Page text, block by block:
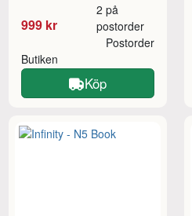
999 kr
2 på
postorder
Butiken
Postorder
Köp